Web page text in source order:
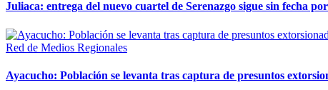
Juliaca: entrega del nuevo cuartel de Serenazgo sigue sin fecha
Red de Medios Regionales
Ayacucho: Población se levanta tras captura de presuntos